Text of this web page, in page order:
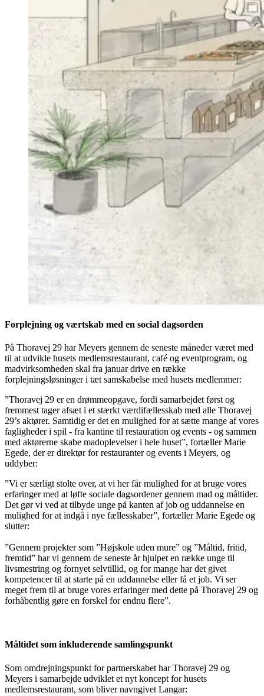
Forplejning og værtskab med en social dagsorden
På Thoravej 29 har Meyers gennem de seneste måneder været med
til at udvikle husets medlemsrestaurant, café og eventprogram, og
madvirksomheden skal fra januar drive en række
forplejningsløsninger i tæt samskabelse med husets medlemmer:
”Thoravej 29 er en drømmeopgave, fordi samarbejdet først og
fremmest tager afsæt i et stærkt værdifællesskab med alle Thoravej
29’s aktører. Samtidig er det en mulighed for at sætte mange af vores
fagligheder i spil - fra kantine til restauration og events - og sammen
med aktørerne skabe madoplevelser i hele huset”, fortæller Marie
Egede, der er direktør for restauranter og events i Meyers, og
uddyber:
”Vi er særligt stolte over, at vi her får mulighed for at bruge vores
erfaringer med at løfte sociale dagsordener gennem mad og måltider.
Det gør vi ved at tilbyde unge på kanten af job og uddannelse en
mulighed for at indgå i nye fællesskaber”, fortæller Marie Egede og
slutter:
”Gennem projekter som ”Højskole uden mure” og ”Måltid, fritid,
fremtid” har vi gennem de seneste år hjulpet en række unge til
livsmestring og fornyet selvtillid, og for mange har det givet
kompetencer til at starte på en uddannelse eller få et job. Vi ser
meget frem til at bruge vores erfaringer med dette på Thoravej 29 og
forhåbentlig gøre en forskel for endnu flere”.
Måltidet som inkluderende samlingspunkt
Som omdrejningspunkt for partnerskabet har Thoravej 29 og
Meyers i samarbejde udviklet et nyt koncept for husets
medlemsrestaurant, som bliver navngivet Langar: